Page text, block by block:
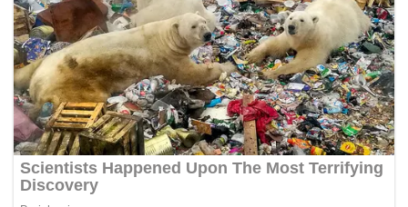
Tags: Bukit Kayu Hitam ICQS Thailand